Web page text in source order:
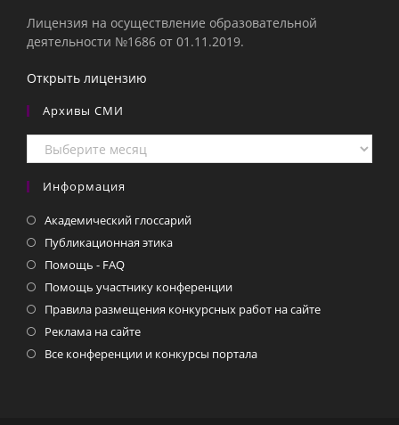
Лицензия на осуществление образовательной
деятельности №1686 от 01.11.2019.
Открыть лицензию
Архивы СМИ
Архивы
СМИ
Информация
Академический глоссарий
Публикационная этика
Помощь - FAQ
Помощь участнику конференции
Правила размещения конкурсных работ на сайте
Реклама на сайте
Все конференции и конкурсы портала